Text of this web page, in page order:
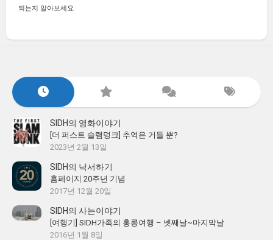
되는지 알아보세요.
SIDH의 영화이야기
[더 퍼스트 슬램덩크] 추억은 거들 뿐?
2023년 2월 13일
SIDH의 낙서하기
홈페이지 20주년 기념
2017년 12월 20일
SIDH의 사는이야기
[여행기] SIDH가족의 홍콩여행 – 넷째날~마지막날
2016년 1월 8일